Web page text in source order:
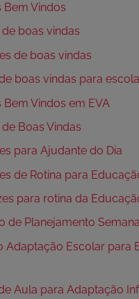
Bem Vindos
boas vindas
de boas vindas
boas vindas para escola
Bem Vindos em EVA
Boas Vindas
para Ajudante do Dia
de Rotina para
para rotina da
de Planejamento
Adaptação Escolar para
Aula para Adaptação